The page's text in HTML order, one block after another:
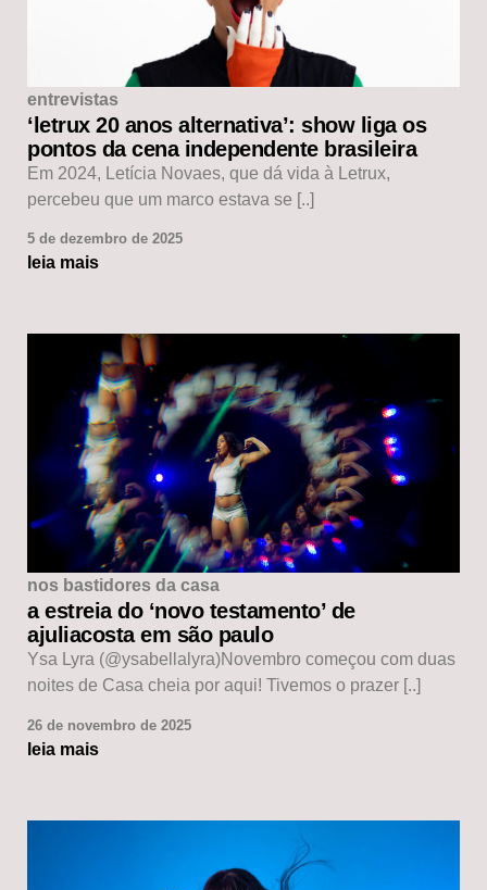
entrevistas
‘letrux 20 anos alternativa’: show liga os
pontos da cena independente brasileira
Em 2024, Letícia Novaes, que dá vida à Letrux,
percebeu que um marco estava se [..]
5 de dezembro de 2025
leia mais
nos bastidores da casa
a estreia do ‘novo testamento’ de
ajuliacosta em são paulo
Ysa Lyra (@ysabellalyra)Novembro começou com duas
noites de Casa cheia por aqui! Tivemos o prazer [..]
26 de novembro de 2025
leia mais